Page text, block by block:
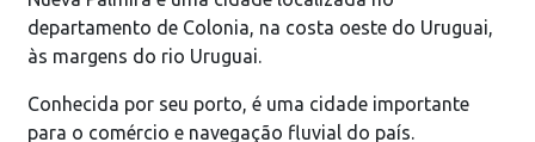
departamento de Colonia, na costa oeste do Uruguai,
às margens do rio Uruguai.
Conhecida por seu porto, é uma cidade importante
para o comércio e navegação fluvial do país.